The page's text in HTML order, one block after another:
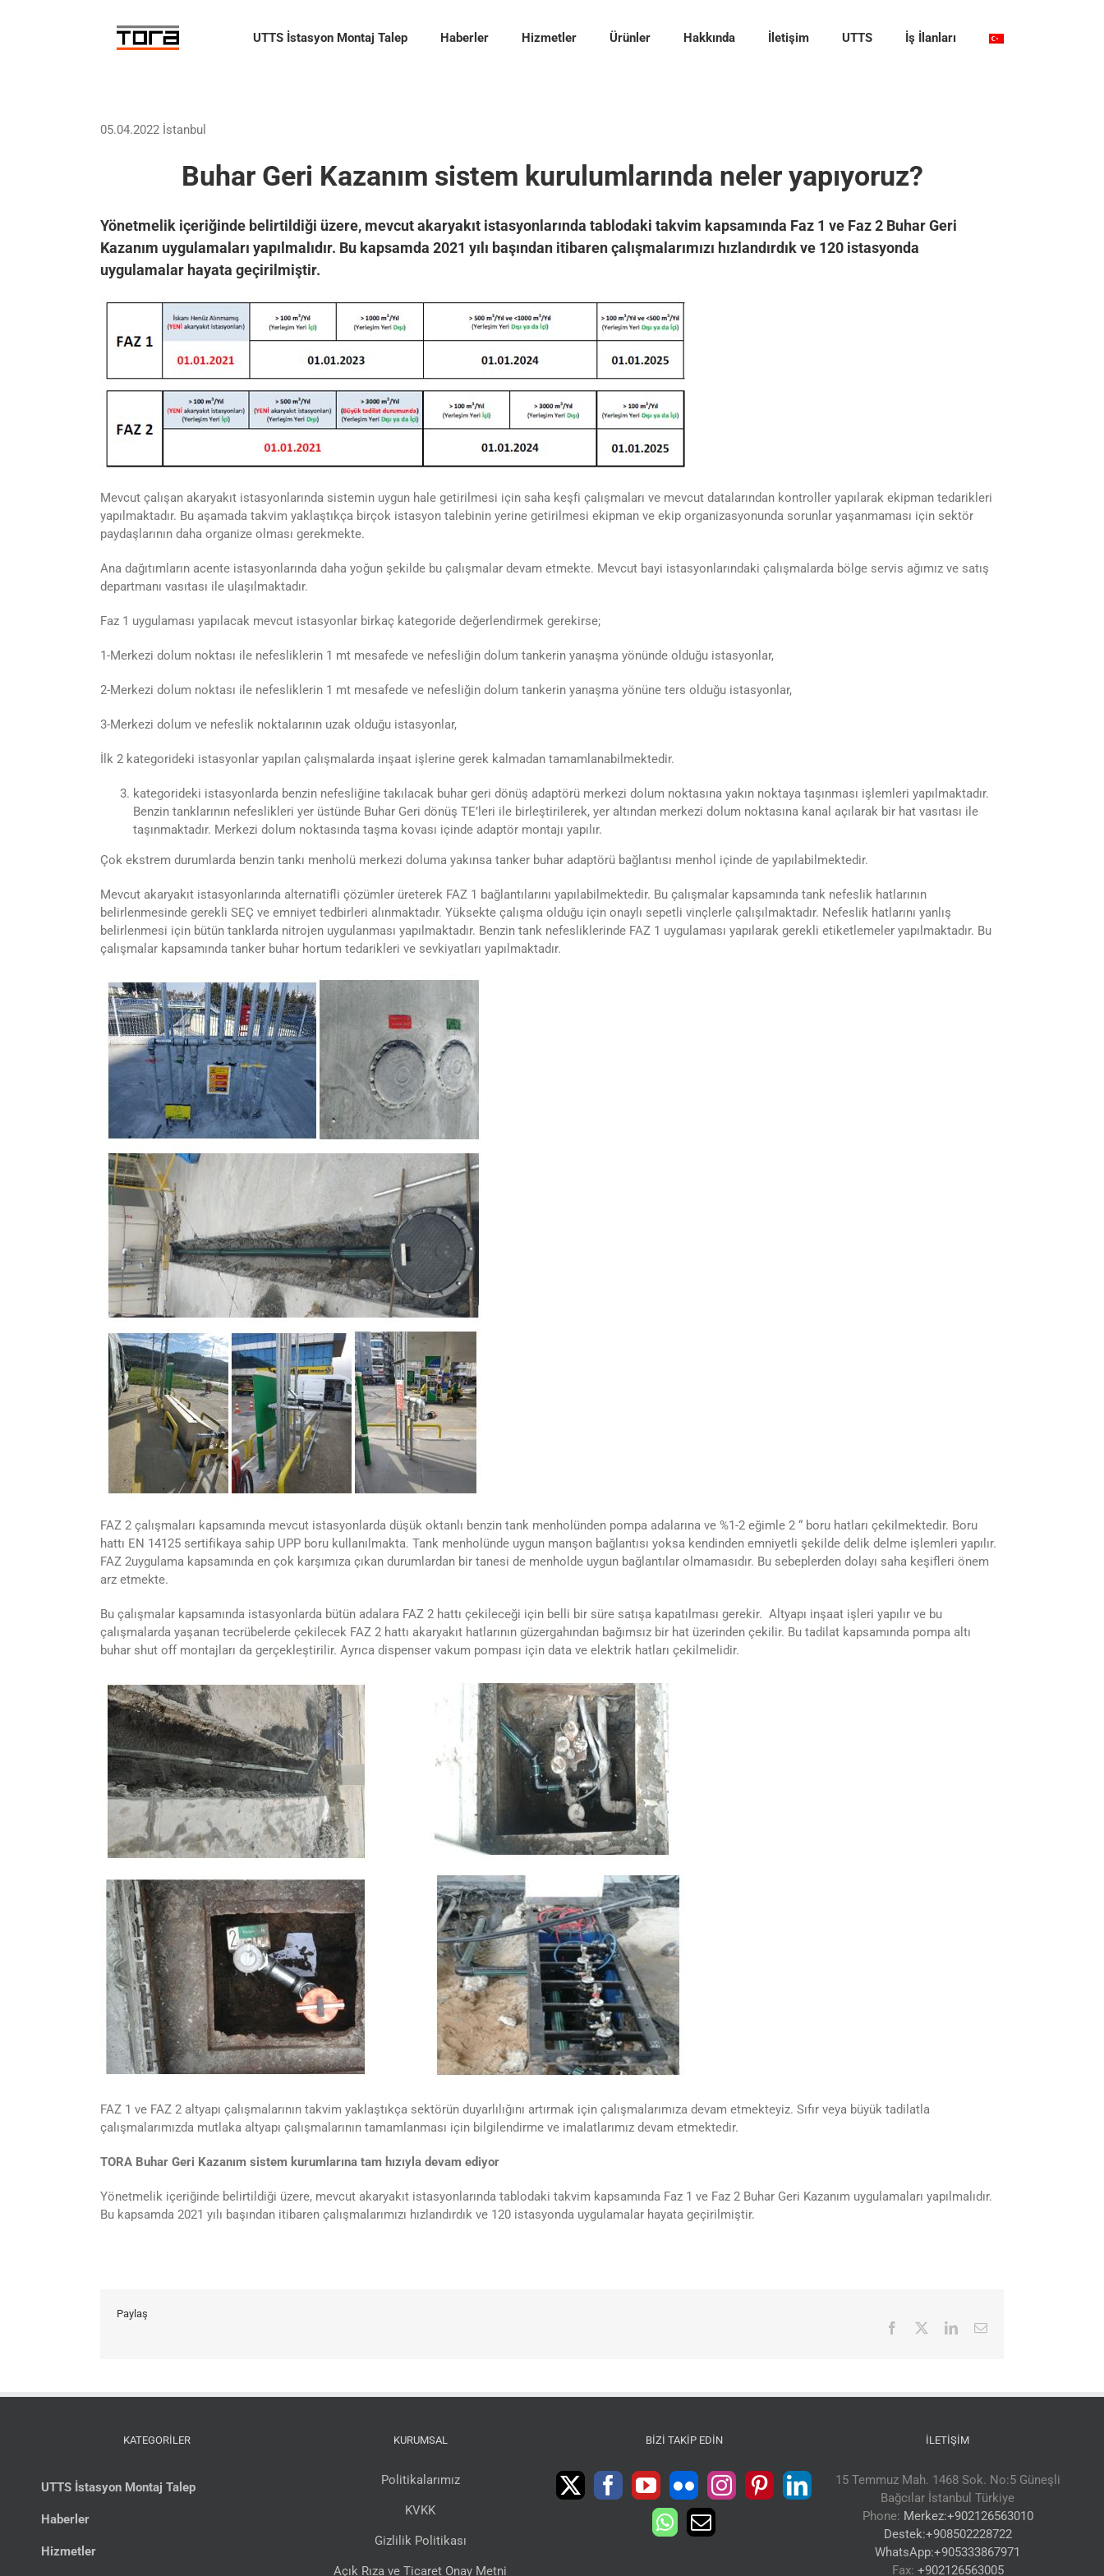
UTTS İstasyon Montaj Talep Haberler Hizmetler Ürünler Hakkında İletişim UTTS İş İlanları
05.04.2022 İstanbul
Buhar Geri Kazanım sistem kurulumlarında neler yapıyoruz?
Yönetmelik içeriğinde belirtildiği üzere, mevcut akaryakıt istasyonlarında tablodaki takvim kapsamında Faz 1 ve Faz 2 Buhar Geri
Kazanım uygulamaları yapılmalıdır. Bu kapsamda 2021 yılı başından itibaren çalışmalarımızı hızlandırdık ve 120 istasyonda
uygulamalar hayata geçirilmiştir.
Mevcut çalışan akaryakıt istasyonlarında sistemin uygun hale getirilmesi için saha keşfi çalışmaları ve mevcut datalarından kontroller yapılarak ekipman tedarikleri
yapılmaktadır. Bu aşamada takvim yaklaştıkça birçok istasyon talebinin yerine getirilmesi ekipman ve ekip organizasyonunda sorunlar yaşanmaması için sektör
paydaşlarının daha organize olması gerekmekte.
Ana dağıtımların acente istasyonlarında daha yoğun şekilde bu çalışmalar devam etmekte. Mevcut bayi istasyonlarındaki çalışmalarda bölge servis ağımız ve satış
departmanı vasıtası ile ulaşılmaktadır.
Faz 1 uygulaması yapılacak mevcut istasyonlar birkaç kategoride değerlendirmek gerekirse;
1-Merkezi dolum noktası ile nefesliklerin 1 mt mesafede ve nefesliğin dolum tankerin yanaşma yönünde olduğu istasyonlar,
2-Merkezi dolum noktası ile nefesliklerin 1 mt mesafede ve nefesliğin dolum tankerin yanaşma yönüne ters olduğu istasyonlar,
3-Merkezi dolum ve nefeslik noktalarının uzak olduğu istasyonlar,
İlk 2 kategorideki istasyonlar yapılan çalışmalarda inşaat işlerine gerek kalmadan tamamlanabilmektedir.
kategorideki istasyonlarda benzin nefesliğine takılacak buhar geri dönüş adaptörü merkezi dolum noktasına yakın noktaya taşınması işlemleri yapılmaktadır.
Benzin tanklarının nefeslikleri yer üstünde Buhar Geri dönüş TE’leri ile birleştirilerek, yer altından merkezi dolum noktasına kanal açılarak bir hat vasıtası ile
taşınmaktadır. Merkezi dolum noktasında taşma kovası içinde adaptör montajı yapılır.
Çok ekstrem durumlarda benzin tankı menholü merkezi doluma yakınsa tanker buhar adaptörü bağlantısı menhol içinde de yapılabilmektedir.
Mevcut akaryakıt istasyonlarında alternatifli çözümler üreterek FAZ 1 bağlantılarını yapılabilmektedir. Bu çalışmalar kapsamında tank nefeslik hatlarının
belirlenmesinde gerekli SEÇ ve emniyet tedbirleri alınmaktadır. Yüksekte çalışma olduğu için onaylı sepetli vinçlerle çalışılmaktadır. Nefeslik hatlarını yanlış
belirlenmesi için bütün tanklarda nitrojen uygulanması yapılmaktadır. Benzin tank nefesliklerinde FAZ 1 uygulaması yapılarak gerekli etiketlemeler yapılmaktadır. Bu
çalışmalar kapsamında tanker buhar hortum tedarikleri ve sevkiyatları yapılmaktadır.
FAZ 2 çalışmaları kapsamında mevcut istasyonlarda düşük oktanlı benzin tank menholünden pompa adalarına ve %1-2 eğimle 2 “ boru hatları çekilmektedir. Boru
hattı EN 14125 sertifikaya sahip UPP boru kullanılmakta. Tank menholünde uygun manşon bağlantısı yoksa kendinden emniyetli şekilde delik delme işlemleri yapılır.
FAZ 2uygulama kapsamında en çok karşımıza çıkan durumlardan bir tanesi de menholde uygun bağlantılar olmamasıdır. Bu sebeplerden dolayı saha keşifleri önem
arz etmekte.
Bu çalışmalar kapsamında istasyonlarda bütün adalara FAZ 2 hattı çekileceği için belli bir süre satışa kapatılması gerekir. Altyapı inşaat işleri yapılır ve bu
çalışmalarda yaşanan tecrübelerde çekilecek FAZ 2 hattı akaryakıt hatlarının güzergahından bağımsız bir hat üzerinden çekilir. Bu tadilat kapsamında pompa altı
buhar shut off montajları da gerçekleştirilir. Ayrıca dispenser vakum pompası için data ve elektrik hatları çekilmelidir.
FAZ 1 ve FAZ 2 altyapı çalışmalarının takvim yaklaştıkça sektörün duyarlılığını artırmak için çalışmalarımıza devam etmekteyiz. Sıfır veya büyük tadilatla
çalışmalarımızda mutlaka altyapı çalışmalarının tamamlanması için bilgilendirme ve imalatlarımız devam etmektedir.
TORA Buhar Geri Kazanım sistem kurumlarına tam hızıyla devam ediyor
Yönetmelik içeriğinde belirtildiği üzere, mevcut akaryakıt istasyonlarında tablodaki takvim kapsamında Faz 1 ve Faz 2 Buhar Geri Kazanım uygulamaları yapılmalıdır.
Bu kapsamda 2021 yılı başından itibaren çalışmalarımızı hızlandırdık ve 120 istasyonda uygulamalar hayata geçirilmiştir.
Paylaş
Facebook LinkedIn
E-
KATEGORİLER
UTTS İstasyon Montaj Talep
Haberler
Hizmetler
KURUMSAL
Politikalarımız
KVKK
Gizlilik Politikası
Açık Rıza ve Ticaret Onay Metni
BIZI TAKIP EDIN İLETIŞIM
15 Temmuz Mah. 1468 Sok. No:5 Güneşli
Bağcılar İstanbul Türkiye
Phone: Merkez:+902126563010
Destek:+908502228722
WhatsApp:+905333867971
Fax: +902126563005